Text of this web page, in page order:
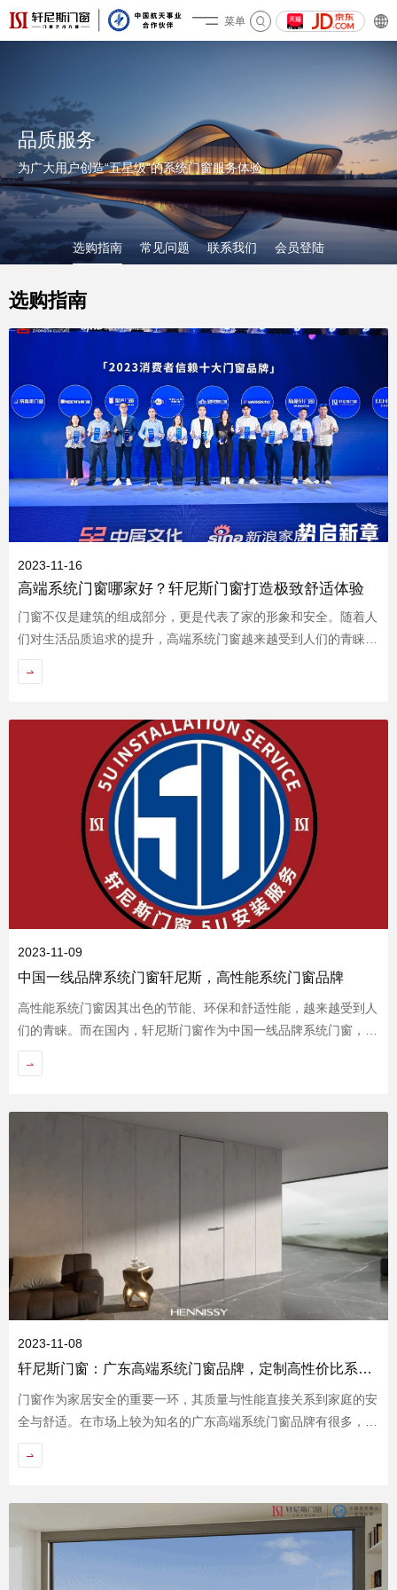
菜单
产品&案例
品质服务
品牌资讯
品质服务
为广大用户创造“五星级”的系统门窗服务体验
选购指南 常见问题 联系我们 会员登陆
选购指南
2023-11-16
高端系统门窗哪家好？轩尼斯门窗打造极致舒适体验
门窗不仅是建筑的组成部分，更是代表了家的形象和安全。随着人
们对生活品质追求的提升，高端系统门窗越来越受到人们的青睐。
那么，高端系统门窗哪家好呢？让我们一起走进轩尼斯，感受轩尼
斯高端系统门窗的独特魅力。
2023-11-09
中国一线品牌系统门窗轩尼斯，高性能系统门窗品牌
高性能系统门窗因其出色的节能、环保和舒适性能，越来越受到人
们的青睐。而在国内，轩尼斯门窗作为中国一线品牌系统门窗，其
独特的产品优势和高性能特点，受到不少国内消费者的好评。
2023-11-08
轩尼斯门窗：广东高端系统门窗品牌，定制高性价比系统门窗之选
门窗作为家居安全的重要一环，其质量与性能直接关系到家庭的安
全与舒适。在市场上较为知名的广东高端系统门窗品牌有很多，其
中轩尼斯门窗以高性价比系统门窗获得用户的好评，成为定制高性
价比系统门窗的优选。